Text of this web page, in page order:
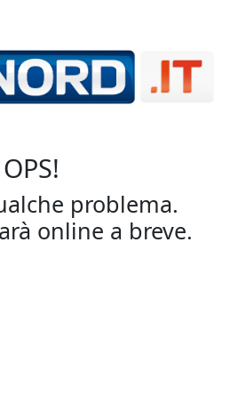
OPS!
problema.
online a breve.